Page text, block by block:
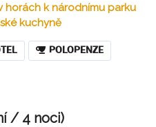
horách k národnímu parku
kuchyně
POLOPENZE
/ 4 noci)